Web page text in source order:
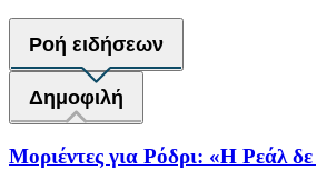
Ροή ειδήσεων
Δημοφιλή
Μοριέντες για Ρόδρι: «Η Ρεάλ δε